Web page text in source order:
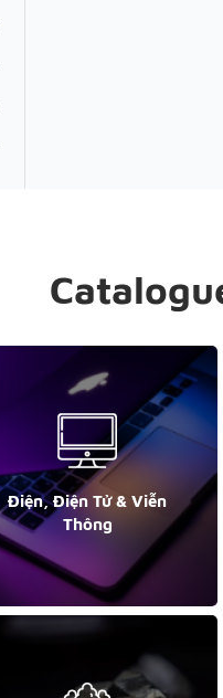
Điện, Điện Tử & Viễn
Thông